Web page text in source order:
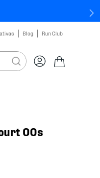
Blog Run Club
00s